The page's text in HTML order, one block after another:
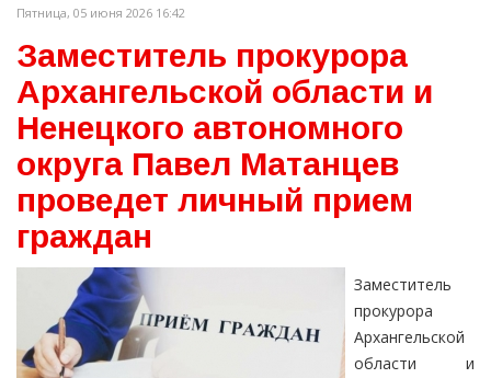
Пятница, 05 июня 2026 16:42
Заместитель прокурора
Архангельской области и
Ненецкого автономного
округа Павел Матанцев
проведет личный прием
граждан
Заместитель
прокурора
Архангельской
области и